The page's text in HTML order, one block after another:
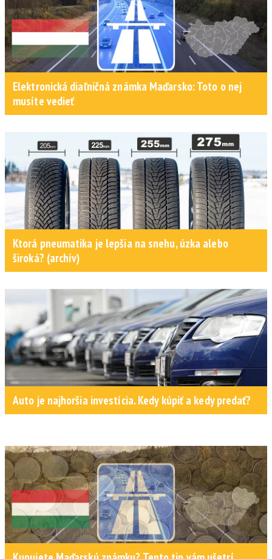
Elektronická diaľničná známka Maďarsko: Toto o nej
musíte vedieť
Ktorá pneumatika je lepšia na snehu, úzka alebo
široká? (archív)
Auto je najhoršia investícia. Kedy kúpiť a kedy predať?